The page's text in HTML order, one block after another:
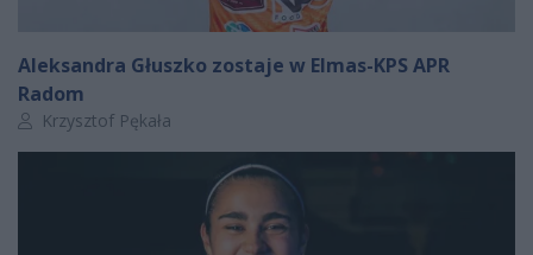
Aleksandra Głuszko zostaje w Elmas-KPS APR
Radom
Autor artykułu:
Krzysztof Pękała